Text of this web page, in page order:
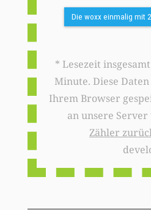
Die woxx einmalig mit
* Lesezeit insgesamt
Minute. Diese
Ihrem Browser
an unsere
Zähler